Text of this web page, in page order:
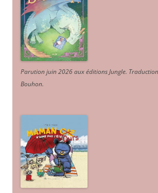
Parution juin 2026 aux éditions Jungle.
Bouhon.